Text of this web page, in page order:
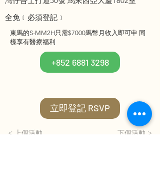
全免﹝必須登記﹞
東馬的S-MM2H只需$7000馬幣月收入即可申 同
樣享有醫療福利
+852 6881 3298
立即登記 RSVP
< 上個活動 下個活動 >